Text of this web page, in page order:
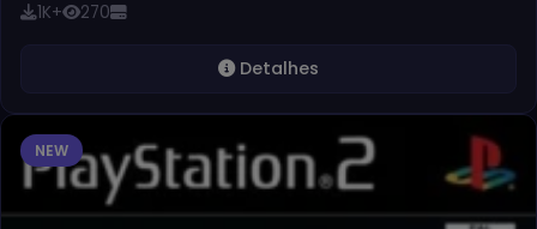
1K+ 270
Detalhes
NEW